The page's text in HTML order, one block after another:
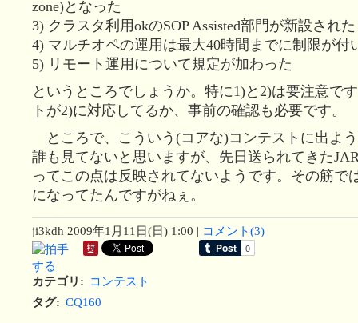
zone)となった
3) クラスタ利用okのSOP Assisted部門が新設された
4) マルチオペの運用は最大40時間までに制限が付
5) リモート運用について規定が加わった
というところでしょうか。特に1)と2)は要注意で
トが2)に対応してるか、事前の確認も必要です。
ところで、こういう(コアな)コンテストに出よ
誰も見てないと思いますが、先日送られてきた
ってこの点は反映されてないようです。その筋で
になってたんですがねぇ。
ji3kdh 2009年1月11日(日) 1:00 | コメント(3)
カテゴリ : コンテスト
タグ: CQ160